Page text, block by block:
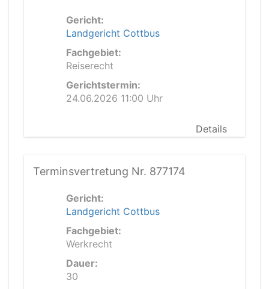
Gericht:
Landgericht Cottbus
Fachgebiet:
Reiserecht
Gerichtstermin:
24.06.2026 11:00 Uhr
Details
Terminsvertretung Nr. 877174
Gericht:
Landgericht Cottbus
Fachgebiet:
Werkrecht
Dauer:
30